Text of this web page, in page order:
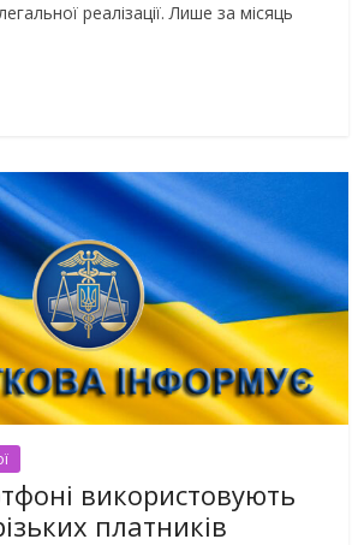
реалізації. Лише за місяць
використовують
платників